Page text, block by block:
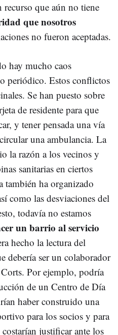
que aún no tiene
que nosotros
no fueron aceptadas.
hay mucho caos
periódico. Estos conflictos
Se han puesto sobre
de residente para que
y tener pensada una vía
una ambulancia. La
la razón a los vecinos y
sanitarias en ciertos
también ha organizado
como las desviaciones del
todavía no estamos
un barrio al servicio
hecho la lectura del
debería ser un colaborador
Por ejemplo, podría
de un Centro de Día
haber construido una
para los socios y para
justificar ante los